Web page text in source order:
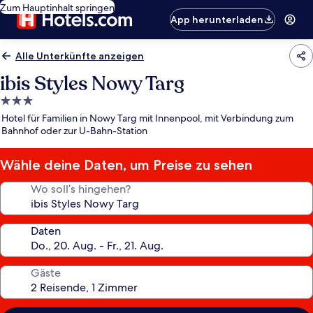
Zum Hauptinhalt springen
App herunterladen
Alle Unterkünfte anzeigen
ibis Styles Nowy Targ
3.0-
Sterne-
Unterkunft
Hotel für Familien in Nowy Targ mit Innenpool, mit Verbindung zum
Bahnhof oder zur U-Bahn-Station
Wähle deine Daten, um Preise zu sehen
Wo soll’s hingehen?
Daten
Gäste